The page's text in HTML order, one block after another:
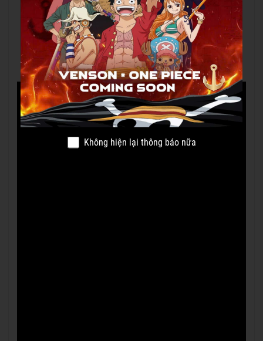
Đũa vợt cầu lông VS One Piece Sanji: 6840 HST
Độ cứng thân vợt: Trung bình
Trọng lượng: 4U
Cán cầm: G6
Mức căng: 22-30lbs
Không hiện lại thông báo nữa